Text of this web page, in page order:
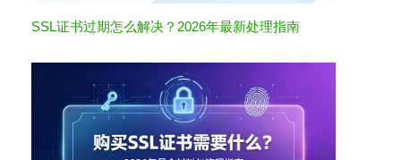
SSL证书过期怎么解决？2026年最新处理指南